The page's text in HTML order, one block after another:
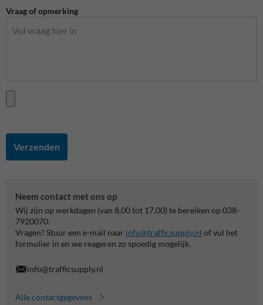
Vraag of opmerking
Verzenden
Neem contact met ons op
Wij zijn op werkdagen (van 8.00 tot 17.00) te bereiken op 038-
7920070.
Vragen? Stuur een e-mail naar info@trafficsupply.nl of vul het
formulier in en we reageren zo spoedig mogelijk.
info@trafficsupply.nl
Alle contactgegevens